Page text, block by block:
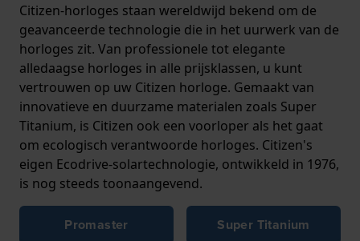
Citizen-horloges staan ​​wereldwijd bekend om de
geavanceerde technologie die in het uurwerk van de
horloges zit. Van professionele tot elegante
alledaagse horloges in alle prijsklassen, u kunt
vertrouwen op uw Citizen horloge. Gemaakt van
innovatieve en duurzame materialen zoals Super
Titanium, is Citizen ook een voorloper als het gaat
om ecologisch verantwoorde horloges. Citizen's
eigen Ecodrive-solartechnologie, ontwikkeld in 1976,
is nog steeds toonaangevend.
Promaster Super Titanium